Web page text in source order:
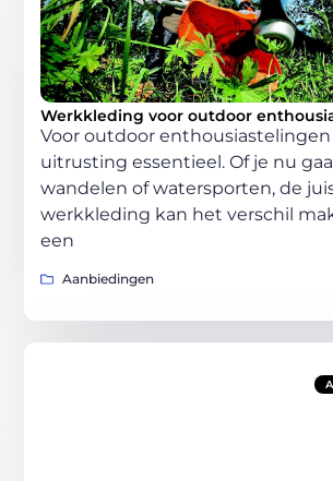
Werkkleding voor outdoor
Voor outdoor enthousiastelingen
uitrusting essentieel. Of je nu
wandelen of watersporten, de
werkkleding kan het verschil
een
Aanbiedingen